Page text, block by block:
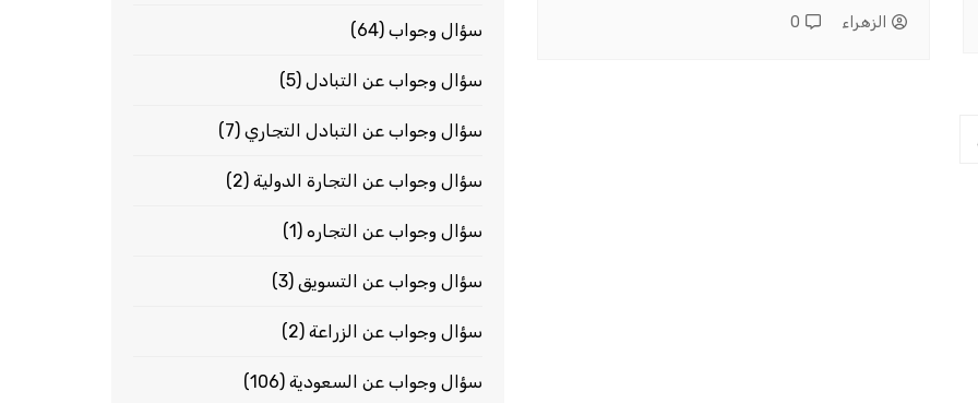
الزهراء 0 سؤال وجواب (64)
سؤال وجواب عن التبادل (5)
سؤال وجواب عن التبادل التجاري (7)
سؤال وجواب عن التجارة الدولية (2)
سؤال وجواب عن التجاره (1)
سؤال وجواب عن التسويق (3)
سؤال وجواب عن الزراعة (2)
سؤال وجواب عن السعودية (106)